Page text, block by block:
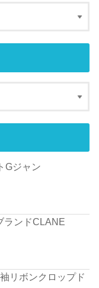
Gジャン
ランドCLANE
リボンクロップド